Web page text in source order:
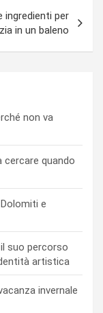
ingredienti per
in un baleno
non va
quando
e
suo percorso
artistica
invernale